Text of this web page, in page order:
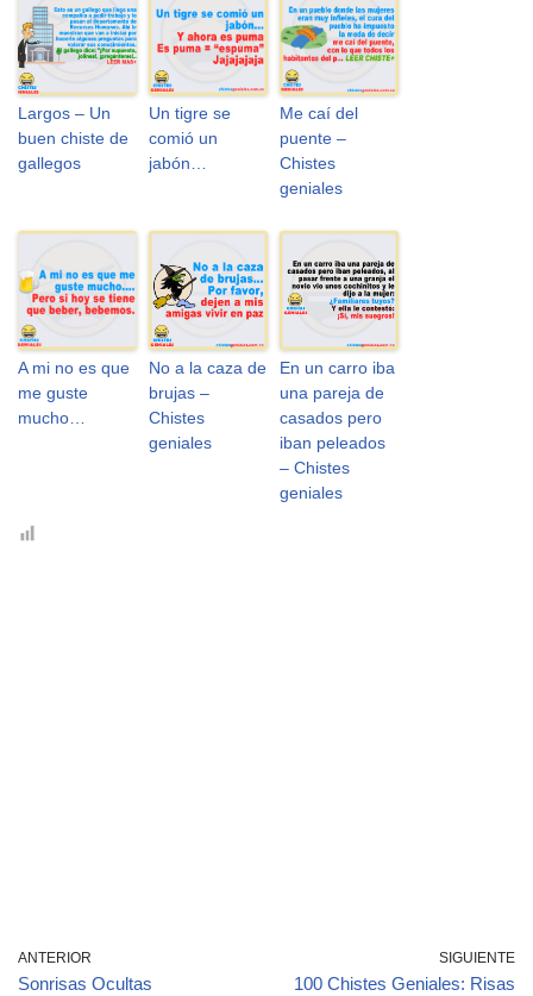
Largos – Un
buen chiste de
gallegos
Un tigre se
comió un
jabón…
Me caí del
puente –
Chistes
geniales
A mi no es que
me guste
mucho…
No a la caza de
brujas –
Chistes
geniales
En un carro iba
una pareja de
casados pero
iban peleados
– Chistes
geniales
ANTERIOR
Sonrisas Ocultas
SIGUIENTE
100 Chistes Geniales: Risas